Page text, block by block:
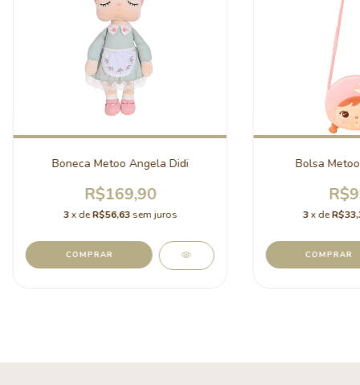
Boneca Metoo Angela Didi
R$169,90
3x deR$56,63 sem juros
Bolsa
3x de